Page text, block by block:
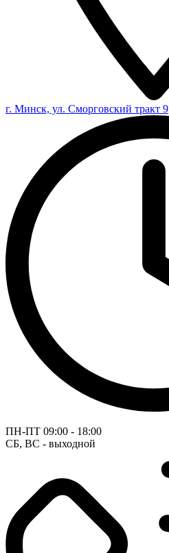
г. Минск, ул. Сморговский тракт 9
ПН-ПТ 09:00 - 18:00
СБ, ВС - выходной